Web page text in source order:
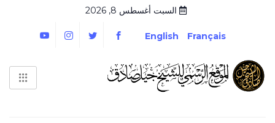
السبت أغسطس 8, 2026
Français
English